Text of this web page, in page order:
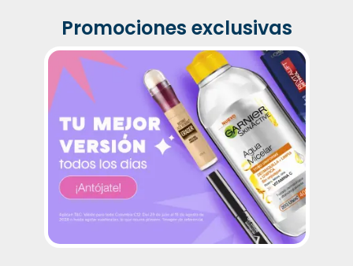
Promociones exclusivas